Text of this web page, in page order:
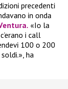
precedenti
in onda
«Io la
i call
100 o 200
ha